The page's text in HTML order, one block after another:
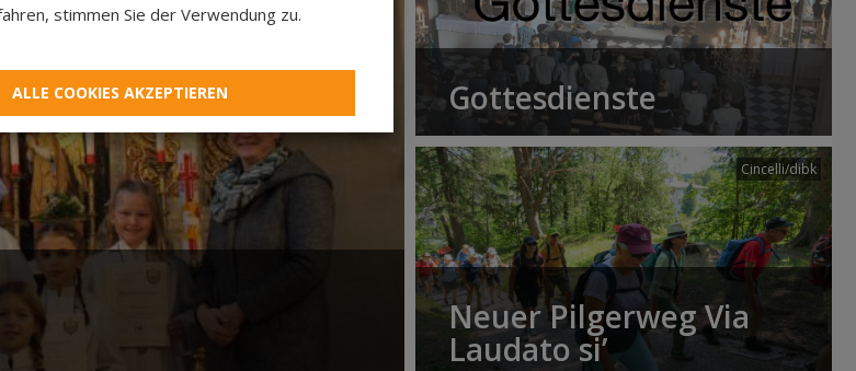
Gottesdienste
Cincelli/dibk
Neuer Pilgerweg Via
Laudato si’
stimmen Sie der Verwendung zu.
ALLE COOKIES AKZEPTIEREN